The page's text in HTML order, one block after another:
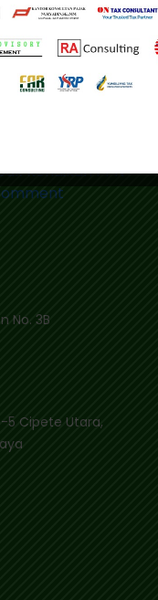
kewenangan untuk
5% dan
pemerintah
dengan DPR,
3 UU PPN. (bl)
Kenaikan PPN
on
No. 3B
5 Cipete Utara,